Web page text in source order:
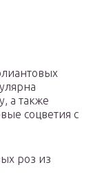
а также
соцветия с
роз из